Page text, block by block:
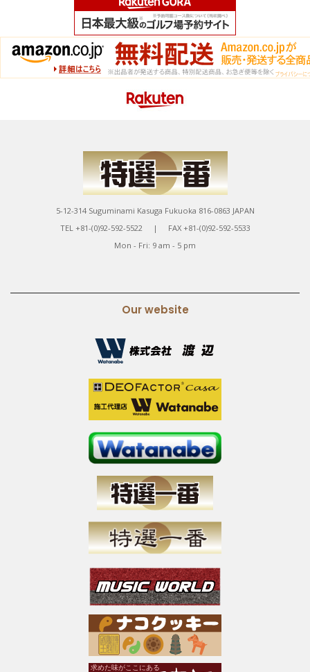
5-12-314 Suguminami Kasuga Fukuoka 816-0863 JAPAN
TEL +81-(0)92-592-5522 | FAX +81-(0)92-592-5533
Mon - Fri: 9 am - 5 pm
Our website